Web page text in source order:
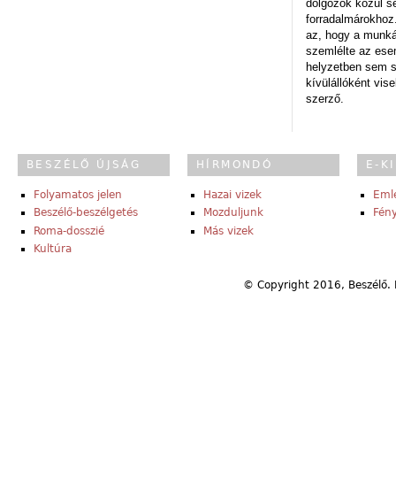
dolgozók közül
az, hogy a
szemlélte az
helyzetben sem
kívülállóként
szerző.
BESZÉLŐ ÚJSÁG
Folyamatos jelen
Beszélő-beszélgetés
Roma-dosszié
Kultúra
HÍRMONDÓ
Hazai vizek
Mozduljunk
Más vizek
E-
© Copyright 2016,